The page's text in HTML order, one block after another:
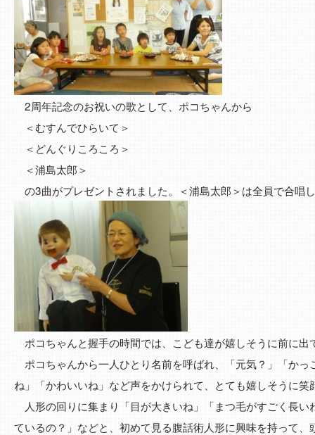
2周年記念のお祝いの歌として、ポコちゃんから
＜むすんでひらいて＞
＜どんぐりころころ＞
＜浦島太郎＞
の3曲がプレゼントされました。＜浦島太郎＞は全員で合唱
ポコちゃんと握手の時間では、こども達が嬉しそうに前に出
ポコちゃんから一人ひとり名前を呼ばれ、「元気？」「かっ
ね」「かわいいね」など声をかけられて、とても嬉しそうに
人形の回りに集まり「目が大きいね」「まつ毛がすごく長い
ているの？」などと、初めて見る腹話術人形に興味を持って、